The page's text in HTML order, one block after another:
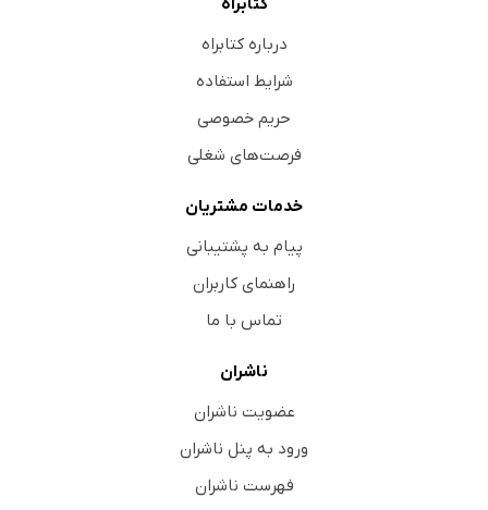
کتابراه
درباره کتابراه
شرایط استفاده
حریم خصوصی
فرصت‌های شغلی
خدمات مشتریان
پیام به پشتیبانی
راهنمای کاربران
تماس با ما
ناشران
عضویت ناشران
ورود به پنل ناشران
فهرست ناشران